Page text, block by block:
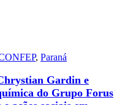
, Paraná
Gardin e
do Grupo Forus